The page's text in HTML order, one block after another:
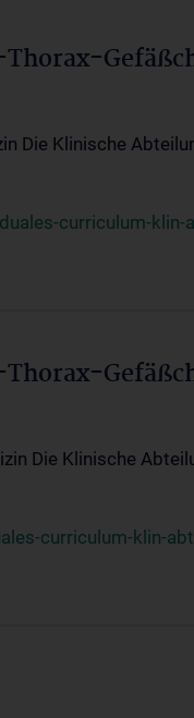
Klinische
curriculum-klin-
Die Klinische
curriculum-klin-